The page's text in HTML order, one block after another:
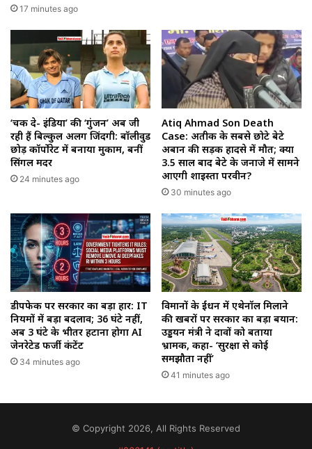
17 minutes ago
‘चक दे- इंडिया’ की ‘गुंजन’ अब जी
रही हैं बिल्कुल अलग जिंदगी: बॉलीवुड
छोड़ कॉर्पोरेट में बनाया मुकाम, बनीं
सिंगल मदर
24 minutes ago
Atiq Ahmad Son Death
Case: अतीक के सबसे छोटे बेटे
अबान की सड़क हादसे में मौत; क्या
3.5 साल बाद बेटे के जनाजे में सामने
आएगी शाइस्ता परवीन?
30 minutes ago
डीपफेक पर सरकार का बड़ा प्रहार: IT
नियमों में बड़ा बदलाव; 36 घंटे नहीं,
अब 3 घंटे के भीतर हटाना होगा AI
जेनरेटेड फर्जी कंटेंट
34 minutes ago
विमानों के ईंधन में एथेनॉल मिलाने
की खबरों पर सरकार का बड़ा बयान:
उड्डयन मंत्री ने दावों को बताया
भ्रामक, कहा- ‘सुरक्षा से कोई
समझौता नहीं’
41 minutes ago
© Copyright 2026, All Rights Reserved